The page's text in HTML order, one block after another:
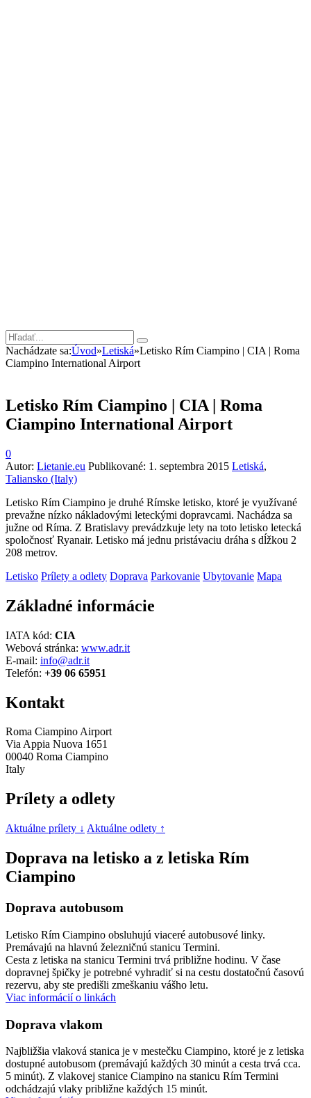
Nachádzate sa:Úvod»Letiská»Letisko Rím Ciampino | CIA | Roma
Ciampino International Airport
Letisko Rím Ciampino | CIA | Roma
Ciampino International Airport
0
Autor: Lietanie.eu Publikované: 1. septembra 2015 Letiská,
Taliansko (Italy)
Letisko Rím Ciampino je druhé Rímske letisko, ktoré je využívané
prevažne nízko nákladovými leteckými dopravcami. Nachádza sa
južne od Ríma. Z Bratislavy prevádzkuje lety na toto letisko letecká
spoločnosť Ryanair. Letisko má jednu pristávaciu dráha s dĺžkou 2
208 metrov.
Letisko Prílety a odlety Doprava Parkovanie Ubytovanie Mapa
Základné informácie
IATA kód: CIA
Webová stránka: www.adr.it
E-mail: info@adr.it
Telefón: +39 06 65951
Kontakt
Roma Ciampino Airport
Via Appia Nuova 1651
00040 Roma Ciampino
Italy
Prílety a odlety
Aktuálne prílety ↓ Aktuálne odlety ↑
Doprava na letisko a z letiska Rím
Ciampino
Doprava autobusom
Letisko Rím Ciampino obsluhujú viaceré autobusové linky.
Premávajú na hlavnú železničnú stanicu Termini.
Cesta z letiska na stanicu Termini trvá približne hodinu. V čase
dopravnej špičky je potrebné vyhradiť si na cestu dostatočnú časovú
rezervu, aby ste predišli zmeškaniu vášho letu.
Viac informácií o linkách
Doprava vlakom
Najbližšia vlaková stanica je v mestečku Ciampino, ktoré je z letiska
dostupné autobusom (premávajú každých 30 minút a cesta trvá cca.
5 minút). Z vlakovej stanice Ciampino na stanicu Rím Termini
odchádzajú vlaky približne každých 15 minút.